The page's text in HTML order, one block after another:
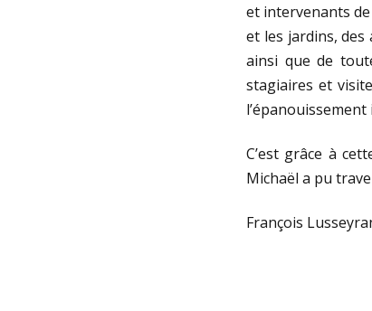
et intervenants
et les jardins,
ainsi que de
stagiaires et
C’est grâce à
Michaël a pu
François